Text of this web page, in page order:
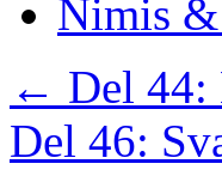
Nimis
← Del 44:
Del 46: